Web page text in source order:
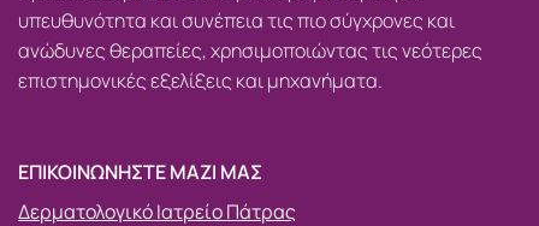
υπευθυνότητα και συνέπεια τις πιο σύγχρονες και
ανώδυνες θεραπείες, χρησιμοποιώντας τις νεότερες
επιστημονικές εξελίξεις και μηχανήματα.
ΕΠΙΚΟΙΝΩΝΗΣΤΕ ΜΑΖΙ ΜΑΣ
Δερματολογικό Ιατρείο Πάτρας